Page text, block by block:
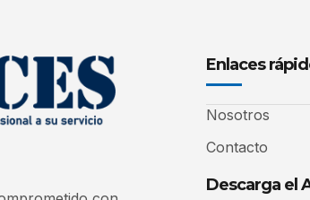
Enlaces
Nosotros
Contacto
Descarga el